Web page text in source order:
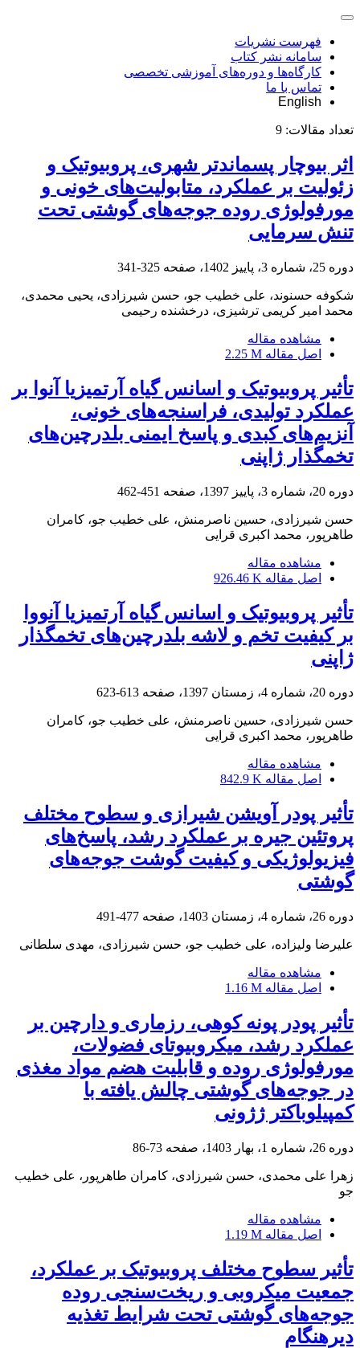
فهرست نشریات
سامانه نشر کتاب
کارگاه‌ها و دوره‌های آموزشی تخصصی
تماس با ما
English
تعداد مقالات: 9
اثر بیوچار پسماند‌تر شهری، پروبیوتیک و
زئولیت بر عملکرد، متابولیت‌های خونی و
مورفولوژی روده جوجه‌های گوشتی تحت
تنش سرمایی
دوره 25، شماره 3، پاییز 1402، صفحه 325-341
شکوفه حسنوند، علی خطیب جو، حسن شیرزادی، یحیی محمدی،
محمد امیر کریمی ترشیزی، درخشنده رحیمی
مشاهده مقاله
اصل مقاله 2.25 M
تأثیر پروبیوتیک و اسانس گیاه آرتمیزیا آنوا بر
عملکرد تولیدی، فراسنجه‌های خونی،
آنزیم‌های کبدی و پاسخ ایمنی بلدرچین‌های
تخمگذار ژاپنی
دوره 20، شماره 3، پاییز 1397، صفحه 451-462
حسن شیرزادی، حسین ناصرمنش، علی خطیب جو، کامران
طاهرپور، محمد اکبری قرایی
مشاهده مقاله
اصل مقاله 926.46 K
تأثیر پروبیوتیک و اسانس گیاه آرتمیزیا آنووا
بر کیفیت تخم و لاشه بلدرچین‌های تخمگذار
ژاپنی
دوره 20، شماره 4، زمستان 1397، صفحه 613-623
حسن شیرزادی، حسین ناصرمنش، علی خطیب جو، کامران
طاهرپور، محمد اکبری قرایی
مشاهده مقاله
اصل مقاله 842.9 K
تأثیر پودر آویشن شیرازی و سطوح مختلف
پروتئین جیره بر عملکرد رشد، پاسخ‌های
فیزیولوژیکی و کیفیت گوشت جوجه‌های
گوشتی
دوره 26، شماره 4، زمستان 1403، صفحه 477-491
علیرضا ولیزاده، علی خطیب جو، حسن شیرزادی، مهدی سلطانی
مشاهده مقاله
اصل مقاله 1.16 M
تأثیر پودر پونه کوهی‌‌، رزماری و دارچین بر
عملکرد رشد، میکروبیوتای فضولات،
مورفولوژی روده و قابلیت هضم مواد مغذی
در جوجه‌های گوشتی چالش یافته با
کمپیلوباکتر ژژونی
دوره 26، شماره 1، بهار 1403، صفحه 73-86
زهرا علی محمدی، حسن شیرزادی، کامران طاهرپور، علی خطیب
جو
مشاهده مقاله
اصل مقاله 1.19 M
تأثیر سطوح مختلف پروبیوتیک بر عملکرد،
جمعیت میکروبی و ریخت‌سنجی روده
جوجه‌های گوشتی تحت شرایط تغذیه
دیرهنگام